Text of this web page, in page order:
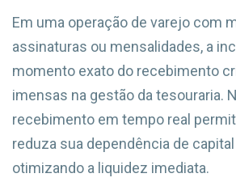
Em uma operação de varejo com
assinaturas ou mensalidades, a
momento exato do recebimento
imensas na gestão da tesouraria.
recebimento em tempo real
reduza sua dependência de
otimizando a liquidez imediata.